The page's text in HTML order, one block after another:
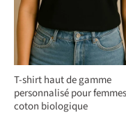
T-shirt haut de gamme
personnalisé pour
coton biologique